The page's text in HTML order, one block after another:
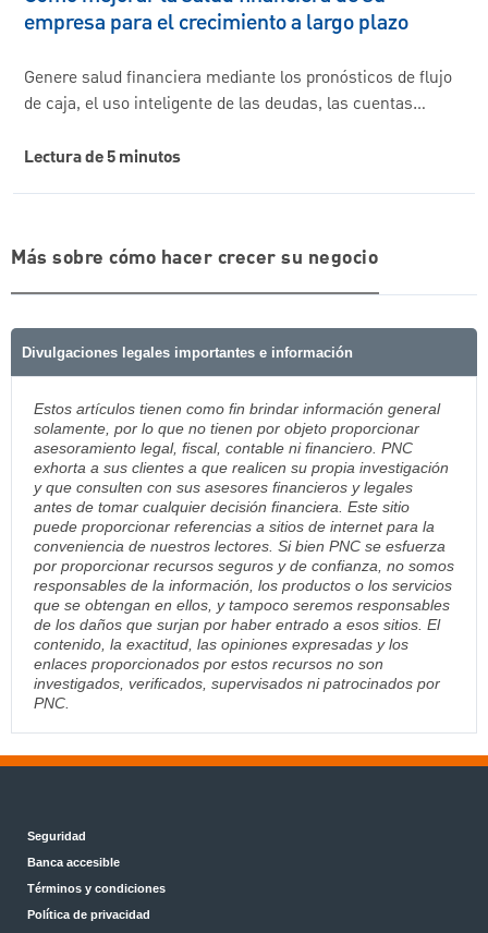
empresa para el crecimiento a largo plazo
Genere salud financiera mediante los pronósticos de flujo
de caja, el uso inteligente de las deudas, las cuentas…
Lectura de 5 minutos
Más sobre cómo hacer crecer su negocio
Divulgaciones legales importantes e información
Estos artículos tienen como fin brindar información general
solamente, por lo que no tienen por objeto proporcionar
asesoramiento legal, fiscal, contable ni financiero. PNC
exhorta a sus clientes a que realicen su propia investigación
y que consulten con sus asesores financieros y legales
antes de tomar cualquier decisión financiera. Este sitio
puede proporcionar referencias a sitios de internet para la
conveniencia de nuestros lectores. Si bien PNC se esfuerza
por proporcionar recursos seguros y de confianza, no somos
responsables de la información, los productos o los servicios
que se obtengan en ellos, y tampoco seremos responsables
de los daños que surjan por haber entrado a esos sitios. El
contenido, la exactitud, las opiniones expresadas y los
enlaces proporcionados por estos recursos no son
investigados, verificados, supervisados ni patrocinados por
PNC.
Seguridad
Banca accesible
Términos y condiciones
Política de privacidad